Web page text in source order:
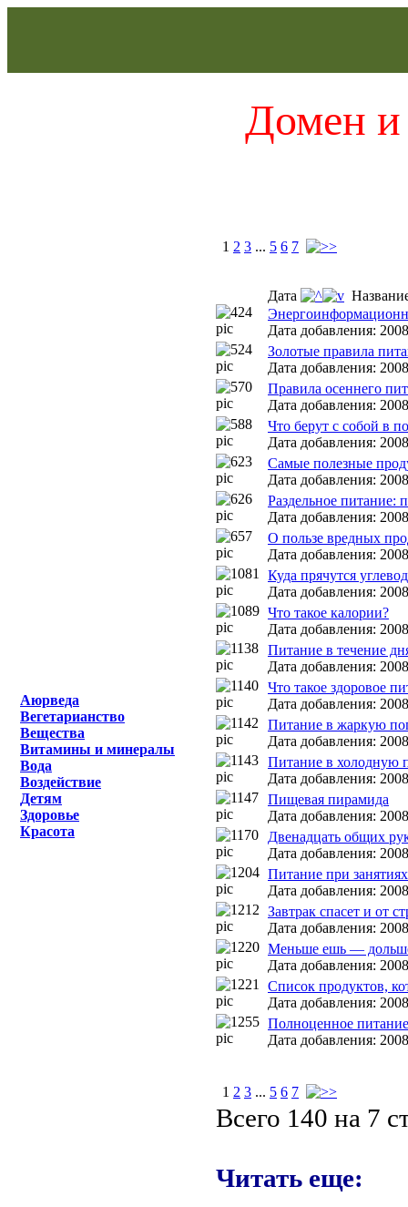
Домен и
Аюрведа
Вегетарианство
Вещества
Витамины и минералы
Вода
Воздействие
Детям
Здоровье
Красота
1 2 3 ... 5 6 7
Дата
Дата добавления:
Золотые правила
Дата добавления:
Правила осеннего
Дата добавления:
Что берут с собой в
Дата добавления:
Самые полезные
Дата добавления:
Раздельное питание:
Дата добавления:
О пользе вредных
Дата добавления:
Куда прячутся
Дата добавления:
Что такое калории?
Дата добавления:
Питание в течение
Дата добавления:
Что такое здоровое
Дата добавления:
Питание в жаркую
Дата добавления:
Питание в холодную
Дата добавления:
Пищевая пирамида
Дата добавления:
Двенадцать общих
Дата добавления:
Питание при
Дата добавления:
Завтрак спасет и от
Дата добавления:
Меньше ешь —
Дата добавления:
Список продуктов,
Дата добавления:
Полноценное
Дата добавления:
1 2 3 ... 5 6 7
Всего 140 на 7
Читать еще: